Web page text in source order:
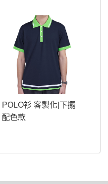
POLO衫 客製化|下擺
配色款